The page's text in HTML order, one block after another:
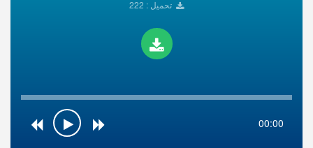
تحميل : 222
00:00